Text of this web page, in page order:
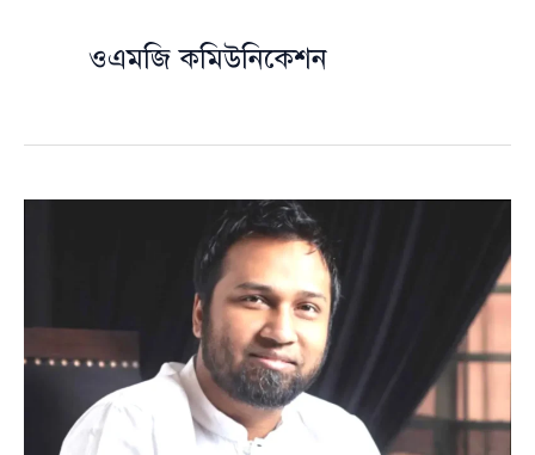
ওএমজি কমিউনিকেশন